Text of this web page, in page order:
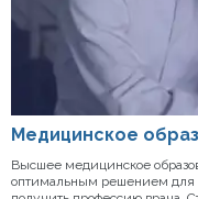
Медицинское
Высшее медицинское
оптимальным решением для